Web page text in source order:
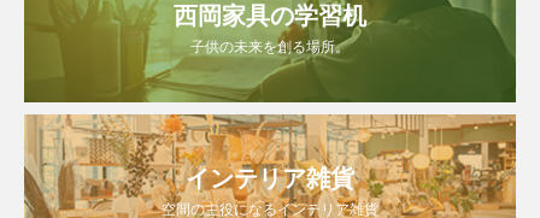
西岡家具の学習机
子供の未来を創る場所。
インテリア雑貨
空間の主役になるインテリア雑貨